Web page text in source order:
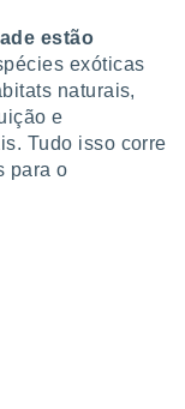
estão
exóticas
naturais,
e
Tudo isso corre
para o